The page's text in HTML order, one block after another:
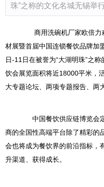
珠”之称的文化名城无锡举
商用洗碗机厂家欧倍力
材展暨首届中国连锁餐饮品牌加
日-11日在被誉为“大湖明珠”之
饮会展览面积将近18000平米，
大专题论坛、两项专题报告、两
中国餐饮供应链博览会定
商的全国性高端平台除了精彩的
会也将成为餐饮界的前沿指标，
升渠道、获得成长。